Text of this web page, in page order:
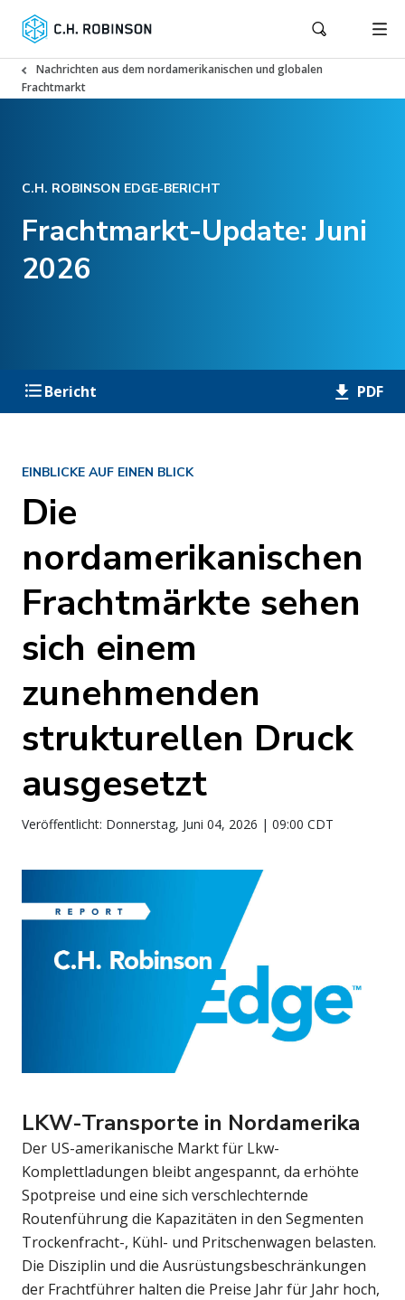
Nachrichten aus dem nordamerikanischen und globalen
Frachtmarkt
C.H. ROBINSON EDGE-BERICHT
Frachtmarkt-Update: Juni
2026
Bericht PDF
EINBLICKE AUF EINEN BLICK
Die
nordamerikanischen
Frachtmärkte sehen
sich einem
zunehmenden
strukturellen Druck
ausgesetzt
Veröffentlicht: Donnerstag, Juni 04, 2026 | 09:00 CDT
LKW-Transporte in Nordamerika
Der US-amerikanische Markt für Lkw-
Komplettladungen bleibt angespannt, da erhöhte
Spotpreise und eine sich verschlechternde
Routenführung die Kapazitäten in den Segmenten
Trockenfracht-, Kühl- und Pritschenwagen belasten.
Die Disziplin und die Ausrüstungsbeschränkungen
der Frachtführer halten die Preise Jahr für Jahr hoch,